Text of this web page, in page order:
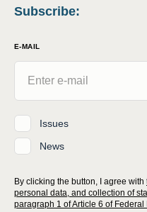
Subscribe:
E-MAIL
Issues
News
By clicking the button, I agree with
personal data, and collection of
paragraph 1 of Article 6 of